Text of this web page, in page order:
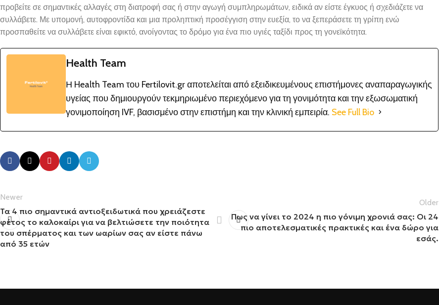
προβείτε σε σημαντικές αλλαγές στη διατροφή σας ή στην αγωγή συμπληρωμάτων, ειδικά αν είστε έγκυος ή σχεδιάζετε να
συλλάβετε. Με υπομονή, αυτοφροντίδα και μια προληπτική προσέγγιση στην ευεξία, το να ξεπεράσετε τη γρίπη ενώ
προσπαθείτε να συλλάβετε είναι εφικτό, ανοίγοντας το δρόμο για ένα πιο υγιές ταξίδι προς τη γονεϊκότητα.
Health Team
Η Health Team του Fertilovit.gr αποτελείται από εξειδικευμένους επιστήμονες αναπαραγωγικής
υγείας που δημιουργούν τεκμηριωμένο περιεχόμενο για τη γονιμότητα και την εξωσωματική
γονιμοποίηση IVF, βασισμένο στην επιστήμη και την κλινική εμπειρία. See Full Bio
Newer
Τα 4 πιο σημαντικά αντιοξειδωτικά που χρειάζεστε
φέτος το καλοκαίρι για να βελτιώσετε την ποιότητα
του σπέρματος και των ωαρίων σας αν είστε πάνω
από 35 ετών
Older
Πως να γίνει το 2024 η πιο γόνιμη χρονιά σας: Οι 24
πιο αποτελεσματικές πρακτικές και ένα δώρο για
εσάς.